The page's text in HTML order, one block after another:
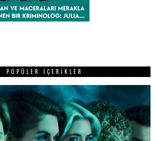
POPÜLER İÇERIKLER